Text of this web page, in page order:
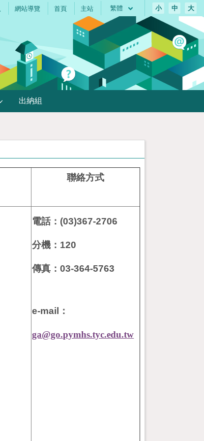
網站導覽 首頁 主站 繁體 小 中 大
出納組
聯絡方式
電話： (03)367-2706
分機： 120
傳真：03-364-5763
e-mail ：
ga@go.pymhs.tyc.edu.tw